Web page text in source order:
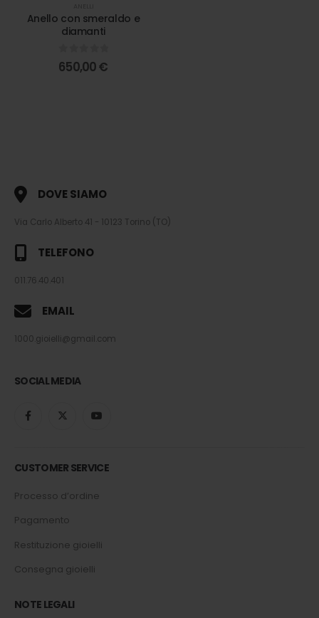
Anello con smeraldo e
diamanti
0 out of 5
650,00€
DOVE SIAMO
Via Carlo Alberto 41 - 10123 Torino (TO)
TELEFONO
011.76.40.401
EMAIL
1000.gioielli@gmail.com
SOCIAL MEDIA
CUSTOMER SERVICE
Processo d’ordine
Pagamento
Restituzione gioielli
Consegna gioielli
NOTE LEGALI